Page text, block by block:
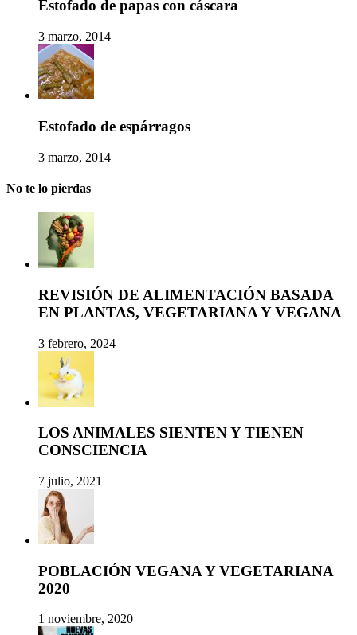
Estofado de papas con cáscara
3 marzo, 2014
Estofado de espárragos
3 marzo, 2014
No te lo pierdas
REVISIÓN DE ALIMENTACIÓN BASADA
EN PLANTAS, VEGETARIANA Y VEGANA
3 febrero, 2024
LOS ANIMALES SIENTEN Y TIENEN
CONSCIENCIA
7 julio, 2021
POBLACIÓN VEGANA Y VEGETARIANA
2020
1 noviembre, 2020